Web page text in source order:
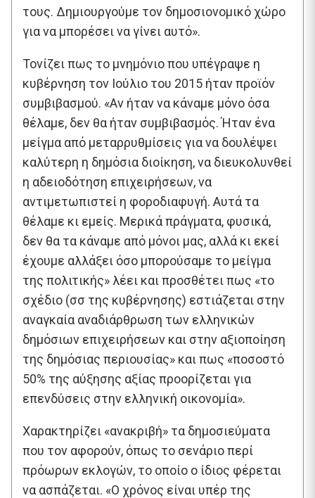
τους. Δημιουργούμε τον δημοσιονομικό χώρο
για να μπορέσει να γίνει αυτό».
Τονίζει πως το μνημόνιο που υπέγραψε η
κυβέρνηση τον Ιούλιο του 2015 ήταν προϊόν
συμβιβασμού. «Αν ήταν να κάναμε μόνο όσα
θέλαμε, δεν θα ήταν συμβιβασμός. Ήταν ένα
μείγμα από μεταρρυθμίσεις για να δουλέψει
καλύτερη η δημόσια διοίκηση, να διευκολυνθεί
η αδειοδότηση επιχειρήσεων, να
αντιμετωπιστεί η φοροδιαφυγή. Αυτά τα
θέλαμε κι εμείς. Μερικά πράγματα, φυσικά,
δεν θα τα κάναμε από μόνοι μας, αλλά κι εκεί
έχουμε αλλάξει όσο μπορούσαμε το μείγμα
της πολιτικής» λέει και προσθέτει πως «το
σχέδιο (σσ της κυβέρνησης) εστιάζεται στην
αναγκαία αναδιάρθρωση των ελληνικών
δημόσιων επιχειρήσεων και στην αξιοποίηση
της δημόσιας περιουσίας» και πως «ποσοστό
50% της αύξησης αξίας προορίζεται για
επενδύσεις στην ελληνική οικονομία».
Χαρακτηρίζει «ανακριβή» τα δημοσιεύματα
που τον αφορούν, όπως το σενάριο περί
πρόωρων εκλογών, το οποίο ο ίδιος φέρεται
να ασπάζεται. «Ο χρόνος είναι υπέρ της